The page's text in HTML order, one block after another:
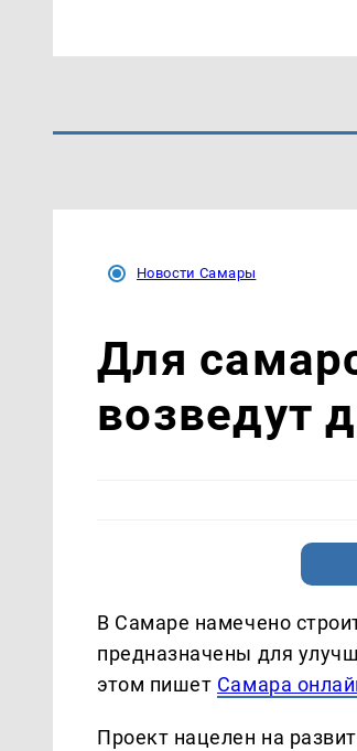
Новости Самары
Для
возведут
В Самаре намечено
предназначены для
этом пишет Самара
Проект нацелен на